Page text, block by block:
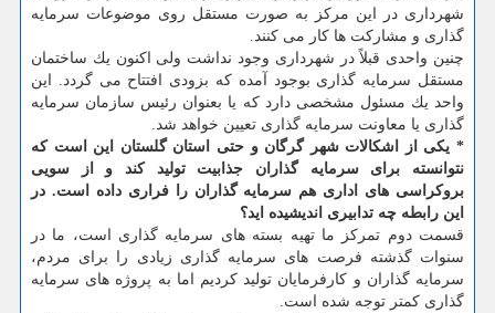
شهرداری در این مركز به صورت مستقل روی موضوعات سرمایه
گذاری و مشاركت ها كار می كنند.
چنین واحدی قبلاً در شهرداری وجود نداشت ولی اكنون یك ساختمان
مستقل سرمایه گذاری بوجود آمده كه بزودی افتتاح می گردد. این
واحد یك مسئول مشخصی دارد كه یا بعنوان رئیس سازمان سرمایه
گذاری یا معاونت سرمایه گذاری تعیین خواهد شد.
* یكی از اشكالات شهر گرگان و حتی استان گلستان این است كه
نتوانسته برای سرمایه گذاران جذابیت تولید كند و از سویی
بروكراسی های اداری هم سرمایه گذاران را فراری داده است. در
این رابطه چه تدابیری اندیشیده اید؟
قسمت دوم تمركز ما تهیه بسته های سرمایه گذاری است، ما در
سنوات گذشته فرصت های سرمایه گذاری زیادی را برای مردم،
سرمایه گذاران و كارفرمایان تولید كردیم اما به پروژه های سرمایه
گذاری كمتر توجه شده است.